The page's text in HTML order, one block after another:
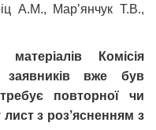
А.М., Мар’янчук Т.В.,
Комісія
вже був
повторної чи
лист з роз’ясненням з